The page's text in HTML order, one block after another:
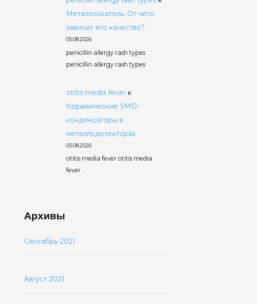
Металлоскатель. От чего
зависит его качество?
05.08.2026
penicillin allergy rash types
penicillin allergy rash types
otitis media feverк
Керамические SMD-
конденсаторы в
металлодетекторах
05.08.2026
otitis media fever otitis media
fever
Архивы
Сентябрь 2021
Август 2021